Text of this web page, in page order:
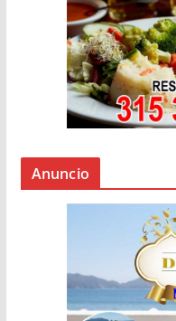
Anuncio